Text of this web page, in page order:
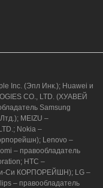
Inc. (Эпл Инк.); Huawei и
CO., LTD. (ХУАВЕЙ
Samsung
MEIZU –
Nokia –
Lenovo –
– правообладатель
HTC –
Ти-Си КОРПОРЕЙШН); LG –
– правообладатель